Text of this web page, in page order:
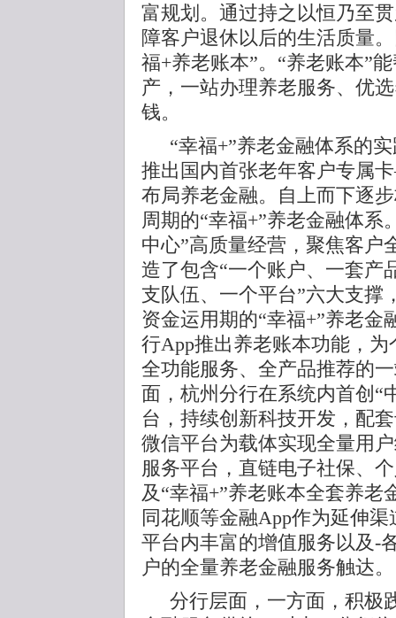
富规划。通过持之以恒乃至
障客户退休以后的生活质量
福+养老账本”。“养老账本”
产，一站办理养老服务、优
钱。
“幸福+”养老金融体系的
推出国内首张老年客户专属
布局养老金融。自上而下逐
周期的“幸福+”养老金融体系
中心”高质量经营，聚焦客户
造了包含“一个账户、一套产
支队伍、一个平台”六大支撑
资金运用期的“幸福+”养老
行App推出养老账本功能，
全功能服务、全产品推荐的
面，杭州分行在系统内首创“
台，持续创新科技开发，配
微信平台为载体实现全量用
服务平台，直链电子社保、
及“幸福+”养老账本全套养
同花顺等金融App作为延伸
平台内丰富的增值服务以及-
户的全量养老金融服务触达。
分行层面，一方面，积极